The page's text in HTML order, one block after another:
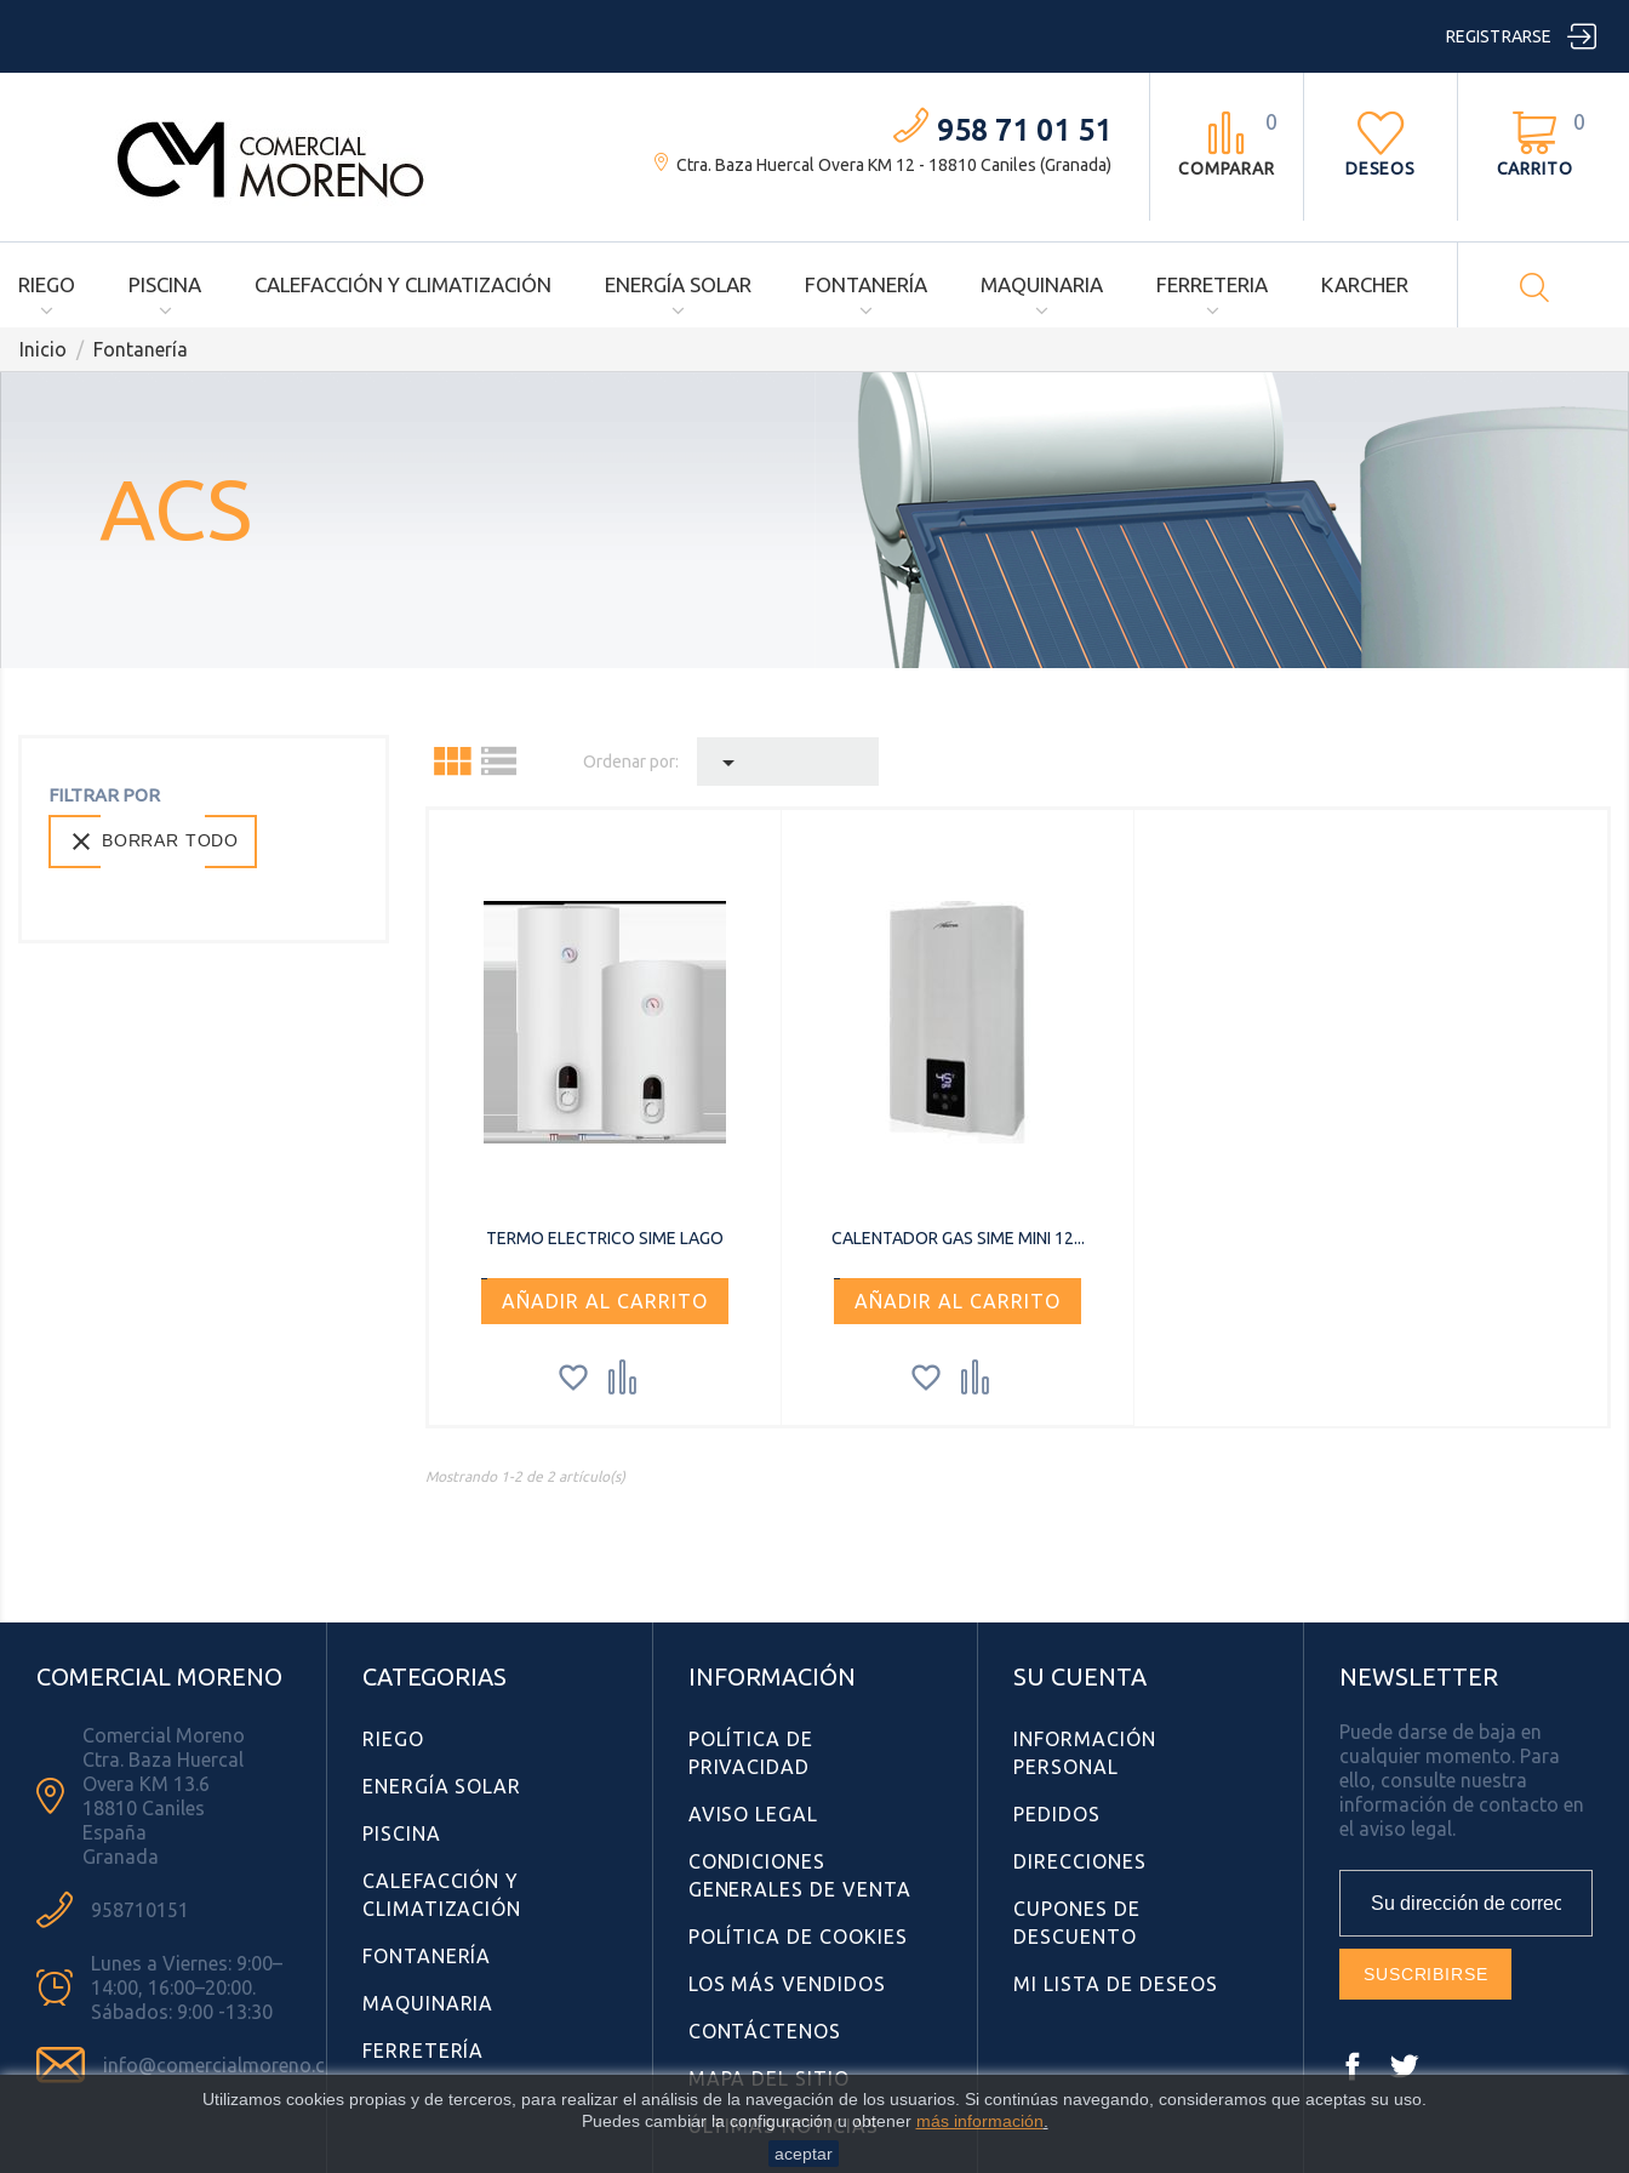
Utilizamos cookies propias y de terceros, para realizar el análisis de la navegación de los usuarios. Si continúas navegando, consideramos que aceptas su uso.
Puedes cambiar la configuración u obtener más información
aceptar
REGISTRARSE 

CARRITO
0

DESEOS

COMPARAR
0
958 71 01 51
Ctra. Baza Huercal Overa KM 12 - 18810 Caniles (Granada)
RIEGO PISCINA CALEFACCIÓN Y CLIMATIZACIÓN ENERGÍA SOLAR FONTANERÍA MAQUINARIA FERRETERIA KARCHER 
Inicio Fontanería
ACS
FILTRAR POR
 BORRAR TODO
  Ordenar por: 
TERMO ELECTRICO SIME LAGO
AÑADIR AL CARRITO
 
CALENTADOR GAS SIME MINI 12...
AÑADIR AL CARRITO
 
Mostrando 1-2 de 2 artículo(s)
COMERCIAL MORENO

Comercial Moreno
Ctra. Baza Huercal
Overa KM 13.6
18810 Caniles
España
Granada
 958710151

Lunes a Viernes: 9:00–
14:00, 16:00–20:00.
Sábados: 9:00 -13:30
 info@comercialmoreno.com
CATEGORIAS
RIEGO
ENERGÍA SOLAR
PISCINA
CALEFACCIÓN Y
CLIMATIZACIÓN
FONTANERÍA
MAQUINARIA
FERRETERÍA
INFORMACIÓN
POLÍTICA DE
PRIVACIDAD
AVISO LEGAL
CONDICIONES
GENERALES DE VENTA
POLÍTICA DE COOKIES
LOS MÁS VENDIDOS
CONTÁCTENOS
MAPA DEL SITIO
ÚLTIMAS NOTICIAS
SU CUENTA
INFORMACIÓN
PERSONAL
PEDIDOS
DIRECCIONES
CUPONES DE
DESCUENTO
MI LISTA DE DESEOS
NEWSLETTER
Puede darse de baja en
cualquier momento. Para
ello, consulte nuestra
información de contacto en
el aviso legal.
Facebook